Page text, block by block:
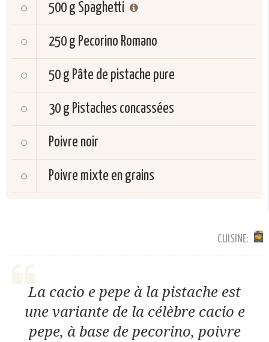
500 g Spaghetti
250 g Pecorino Romano
50 g Pâte de pistache pure
30 g Pistaches concassées
Poivre noir
Poivre mixte en grains
CUISINE:
La cacio e pepe à la pistache est
une variante de la célèbre cacio e
pepe, à base de pecorino, poivre